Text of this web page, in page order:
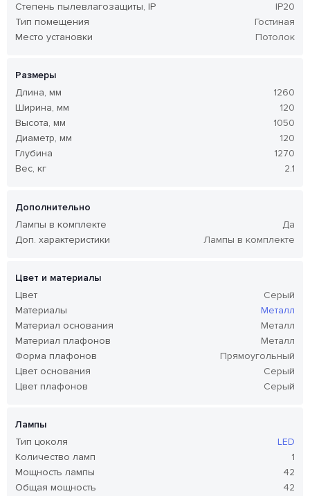
Степень пылевлагозащиты, IP
IP20
Тип помещения
Гостиная
Место установки
Потолок
Размеры
Длина, мм
1260
Ширина, мм
120
Высота, мм
1050
Диаметр, мм
120
Глубина
1270
Вес, кг
2.1
Дополнительно
Лампы в комплекте
Да
Доп. характеристики
Лампы в комплекте
Цвет и материалы
Цвет
Серый
Материалы
Металл
Материал основания
Металл
Материал плафонов
Металл
Форма плафонов
Прямоугольный
Цвет основания
Серый
Цвет плафонов
Серый
Лампы
Тип цоколя
LED
Количество ламп
1
Мощность лампы
42
Общая мощность
42